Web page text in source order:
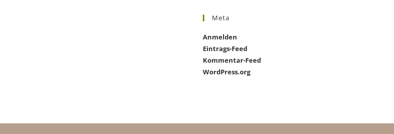
Meta
Anmelden
Eintrags-Feed
Kommentar-Feed
WordPress.org